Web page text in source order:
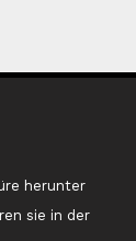
herunter
sie in der